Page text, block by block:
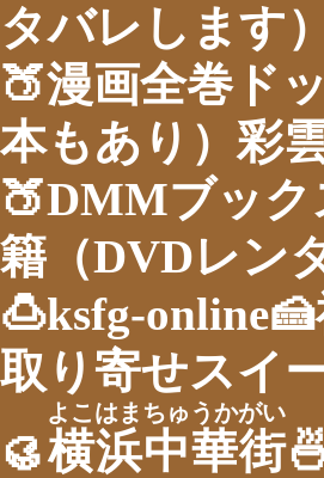
タバレします）
🍑漫画全巻ド
本もあり）彩
🍑DMMブック
籍（DVDレン
🍮ksfg-
取り寄せスイ
🥮横浜中華街
よこはまちゅうかがい